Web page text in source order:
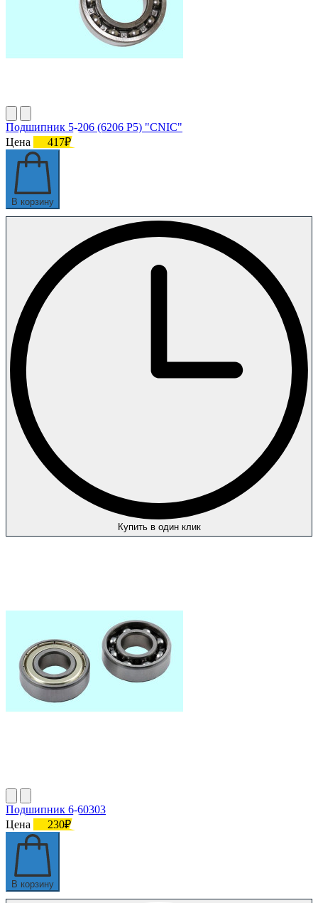
Подшипник 5-206 (6206 P5) "CNIC"
Цена
417₽
В корзину
Купить в один клик
Подшипник 6-60303
Цена
230₽
В корзину